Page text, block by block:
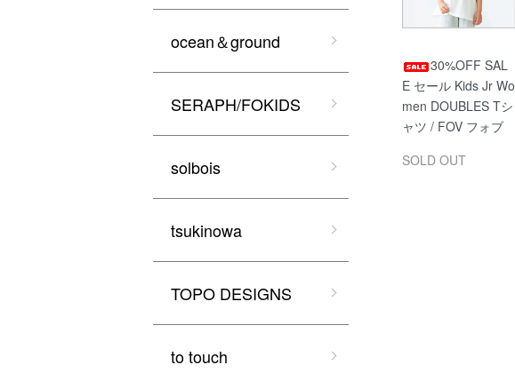
30%OFF SAL
E セール Kids Jr Wo
men DOUBLES Tシ
ャツ / FOV フォブ
SOLD OUT
ocean＆ground
SERAPH/FOKIDS
solbois
tsukinowa
TOPO DESIGNS
to touch